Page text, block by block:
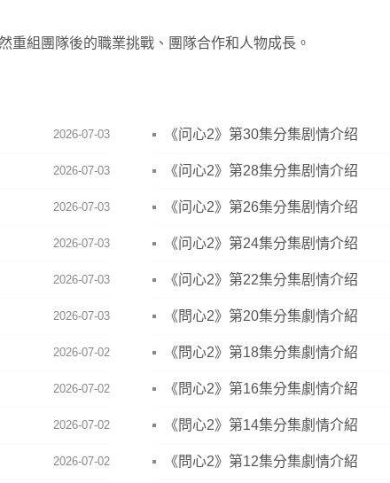
重組團隊後的職業挑戰、團隊合作和人物成長。
2026-07-03 《问心2》第30集分集剧情介绍
2026-07-03 《问心2》第28集分集剧情介绍
2026-07-03 《问心2》第26集分集剧情介绍
2026-07-03 《问心2》第24集分集剧情介绍
2026-07-03 《问心2》第22集分集剧情介绍
2026-07-03 《問心2》第20集分集劇情介紹
2026-07-02 《問心2》第18集分集劇情介紹
2026-07-02 《問心2》第16集分集劇情介紹
2026-07-02 《問心2》第14集分集劇情介紹
2026-07-02 《問心2》第12集分集劇情介紹